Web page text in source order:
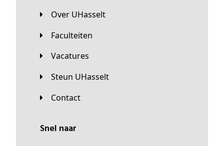
Over UHasselt
Faculteiten
Vacatures
Steun UHasselt
Contact
Snel naar